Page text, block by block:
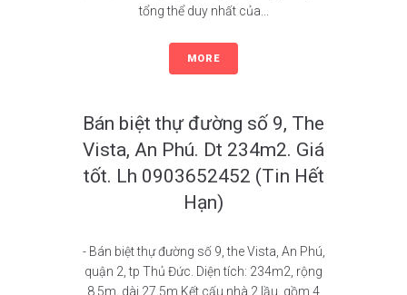
tổng thể duy nhất của...
MORE
Bán biệt thự đường số 9, The
Vista, An Phú. Dt 234m2. Giá
tốt. Lh 0903652452 (Tin Hết
Hạn)
- Bán biệt thự đường số 9, the Vista, An Phú,
quận 2, tp Thủ Đức. Diện tích: 234m2, rộng
8.5m, dài 27,5m.Kết cấu nhà 2 lầu, gồm 4